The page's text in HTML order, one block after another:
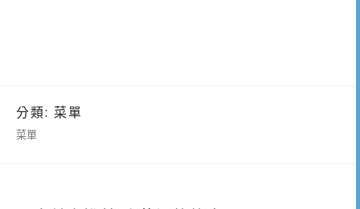
分類: 菜單
菜單